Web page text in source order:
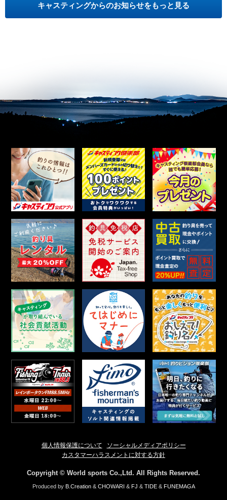
キャスティングからのお知らせをもっと見る
個人情報保護について
ソーシャルメディアポリシー
カスタマーハラスメントに対する方針
Copyright © World sports Co.,Ltd. All Rights Reserved.
Produced by B.Creation& CHOWARI & FJ & TIDE& FUNEMAGA